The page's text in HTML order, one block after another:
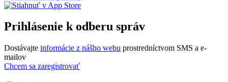
Prihlásenie k odberu správ
Dostávajte informácie z nášho webu prostredníctvom SMS a e-
mailov
Chcem sa zaregistrovať